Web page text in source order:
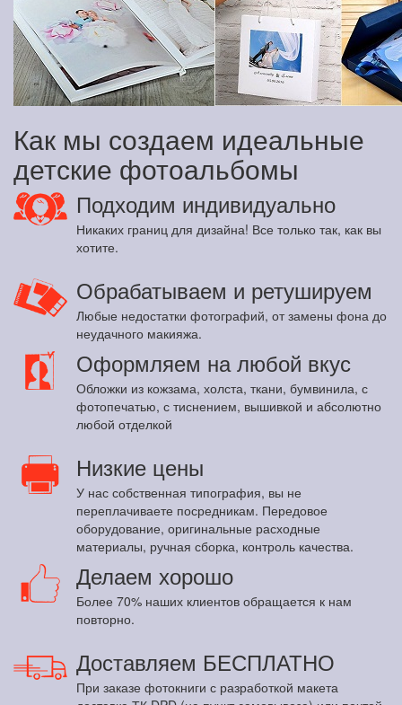
Как мы создаем идеальные
детские фотоальбомы
Подходим индивидуально
Никаких границ для дизайна! Все только так, как вы
хотите.
Обрабатываем и ретушируем
Любые недостатки фотографий, от замены фона до
неудачного макияжа.
Оформляем на любой вкус
Обложки из кожзама, холста, ткани, бумвинила, с
фотопечатью, с тиснением, вышивкой и абсолютно
любой отделкой
Низкие цены
У нас собственная типография, вы не
переплачиваете посредникам. Передовое
оборудование, оригинальные расходные
материалы, ручная сборка, контроль качества.
Делаем хорошо
Более 70% наших клиентов обращается к нам
повторно.
Доставляем БЕСПЛАТНО
При заказе фотокниги с разработкой макета